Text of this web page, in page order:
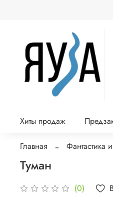
Хиты продаж
Главная Фантастика
Туман
(0)